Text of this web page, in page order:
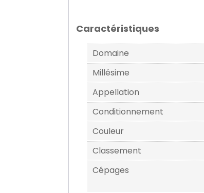
Caractéristiques
Domaine
Millésime
Appellation
Conditionnement
Couleur
Classement
Cépages